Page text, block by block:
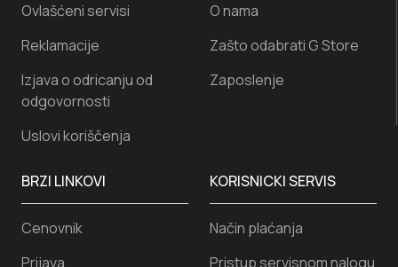
KORISNICKI SERVIS
Način plaćanja
Pristup servisnom nalogu
Ovlašćeni servisi
Reklamacije
Izjava o odricanju od
odgovornosti
Uslovi koriščenja
O nama
Zašto odabrati G Store
Zaposlenje
BRZI LINKOVI
Cenovnik
Prijava